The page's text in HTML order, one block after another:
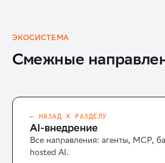
ЭКОСИСТЕМА
Смежные
← НАЗАД К РАЗДЕЛУ
AI-внедрение
Все направления: агенты, MCP,
hosted AI.